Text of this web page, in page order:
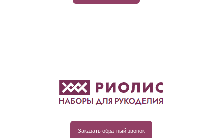
Заказать обратный звонок